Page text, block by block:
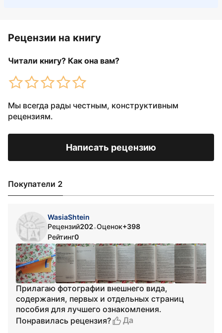
Рецензии на книгу
Читали книгу? Как она вам?
Мы всегда рады честным, конструктивным
рецензиям.
Написать рецензию
Покупатели 2
WasiaShtein
Рецензий202•Оценок+398
Рейтинг0
Прилагаю фотографии внешнего вида,
содержания, первых и отдельных страниц
пособия для лучшего ознакомления.
Понравилась рецензия?
Да